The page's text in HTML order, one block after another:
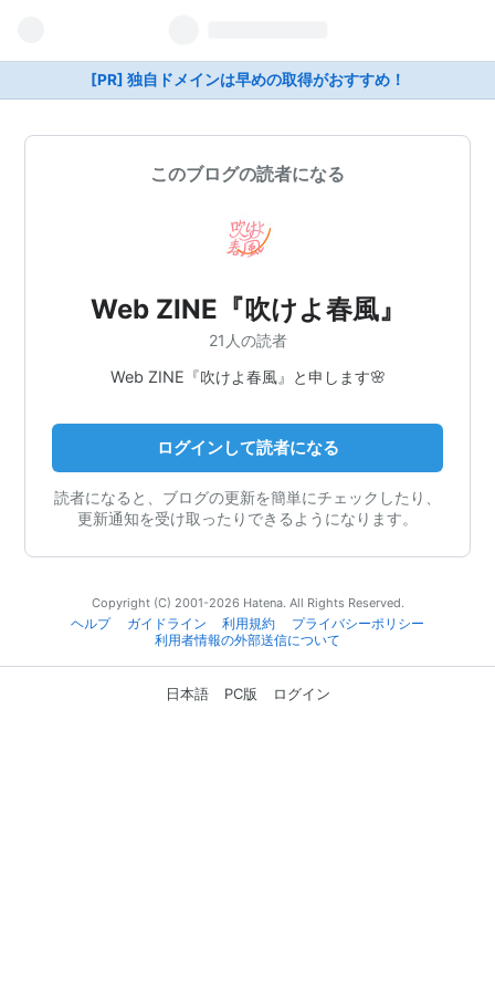
[PR] 独自ドメインは早めの取得がおすすめ！
このブログの読者になる
Web ZINE『吹けよ春風』
21人の読者
Web ZINE『吹けよ春風』と申します🌸
ログインして読者になる
読者になると、ブログの更新を簡単にチェックしたり、
更新通知を受け取ったりできるようになります。
Copyright (C) 2001-2026 Hatena. All Rights Reserved.
ヘルプ
ガイドライン 利用規約
プライバシーポリシー
利用者情報の外部送信について
日本語 PC版 ログイン